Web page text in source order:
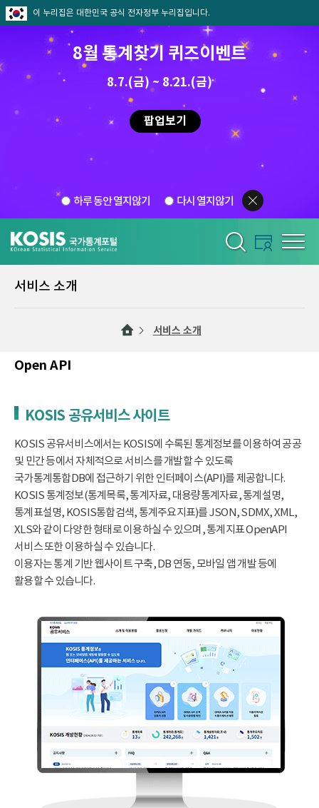
이 누리집은 대한민국 공식 전자정부 누리집입니다.
8월 통계찾기 퀴즈이벤트
8.7.(금) ~ 8.21.(금)
팝업보기
하루 동안 열지않기 다시 열지않기
서비스 소개
서비스 소개
Open API
KOSIS 공유서비스 사이트
KOSIS 공유서비스에서는 KOSIS에 수록된 통계정보를 이용하여 공공
및 민간 등에서 자체적으로 서비스를 개발할 수 있도록
국가통계통합DB에 접근하기 위한 인터페이스(API)를 제공합니다.
KOSIS 통계정보(통계목록, 통계자료, 대용량통계자료, 통계설명,
통계표설명, KOSIS통합검색, 통계주요지표)를 JSON, SDMX, XML,
XLS와 같이 다양한 형태로 이용하실 수 있으며, 통계지표 OpenAPI
서비스 또한 이용하실 수 있습니다.
이용자는 통계 기반 웹사이트 구축, DB 연동, 모바일 앱 개발 등에
활용할 수 있습니다.